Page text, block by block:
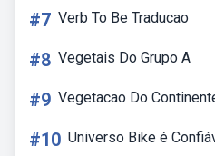
#7 Verb To Be Traducao
#8 Vegetais Do Grupo A
#9 Vegetacao Do
#10 Universo Bike é